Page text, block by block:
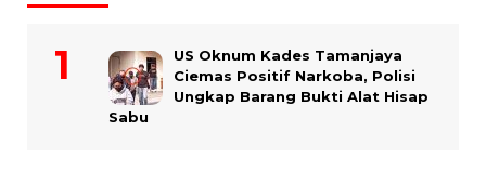
US Oknum Kades Tamanjaya
Ciemas Positif Narkoba, Polisi
Ungkap Barang Bukti Alat Hisap
Sabu